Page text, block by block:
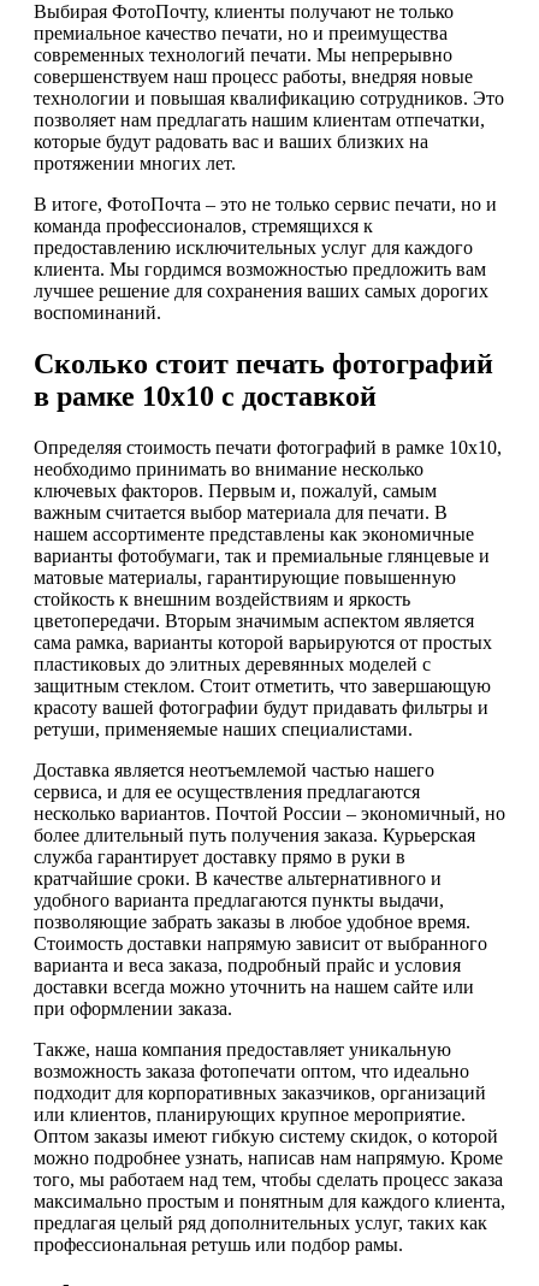
Выбирая ФотоПочту, клиенты получают не только
премиальное качество печати, но и преимущества
современных технологий печати. Мы непрерывно
совершенствуем наш процесс работы, внедряя новые
технологии и повышая квалификацию сотрудников. Это
позволяет нам предлагать нашим клиентам отпечатки,
которые будут радовать вас и ваших близких на
протяжении многих лет.
В итоге, ФотоПочта – это не только сервис печати, но и
команда профессионалов, стремящихся к
предоставлению исключительных услуг для каждого
клиента. Мы гордимся возможностью предложить вам
лучшее решение для сохранения ваших самых дорогих
воспоминаний.
Сколько стоит печать фотографий
в рамке 10х10 с доставкой
Определяя стоимость печати фотографий в рамке 10х10,
необходимо принимать во внимание несколько
ключевых факторов. Первым и, пожалуй, самым
важным считается выбор материала для печати. В
нашем ассортименте представлены как экономичные
варианты фотобумаги, так и премиальные глянцевые и
матовые материалы, гарантирующие повышенную
стойкость к внешним воздействиям и яркость
цветопередачи. Вторым значимым аспектом является
сама рамка, варианты которой варьируются от простых
пластиковых до элитных деревянных моделей с
защитным стеклом. Стоит отметить, что завершающую
красоту вашей фотографии будут придавать фильтры и
ретуши, применяемые наших специалистами.
Доставка является неотъемлемой частью нашего
сервиса, и для ее осуществления предлагаются
несколько вариантов. Почтой России – экономичный, но
более длительный путь получения заказа. Курьерская
служба гарантирует доставку прямо в руки в
кратчайшие сроки. В качестве альтернативного и
удобного варианта предлагаются пункты выдачи,
позволяющие забрать заказы в любое удобное время.
Стоимость доставки напрямую зависит от выбранного
варианта и веса заказа, подробный прайс и условия
доставки всегда можно уточнить на нашем сайте или
при оформлении заказа.
Также, наша компания предоставляет уникальную
возможность заказа фотопечати оптом, что идеально
подходит для корпоративных заказчиков, организаций
или клиентов, планирующих крупное мероприятие.
Оптом заказы имеют гибкую систему скидок, о которой
можно подробнее узнать, написав нам напрямую. Кроме
того, мы работаем над тем, чтобы сделать процесс заказа
максимально простым и понятным для каждого клиента,
предлагая целый ряд дополнительных услуг, таких как
профессиональная ретушь или подбор рамы.